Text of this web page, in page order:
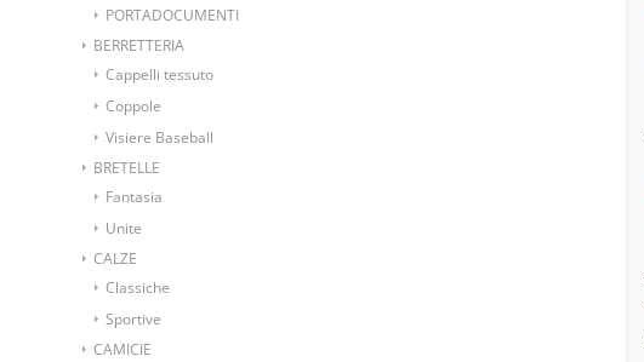
PORTADOCUMENTI
BERRETTERIA
Cappelli tessuto
Coppole
Visiere Baseball
BRETELLE
Fantasia
Unite
CALZE
Classiche
Sportive
CAMICIE